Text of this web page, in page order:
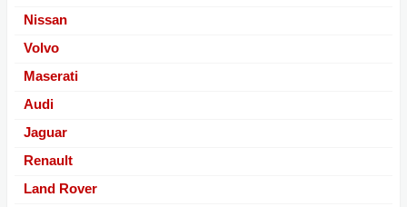
Nissan
Volvo
Maserati
Audi
Jaguar
Renault
Land Rover